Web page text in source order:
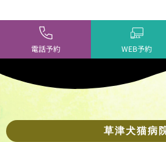
電話予約 WEB予約
草津犬猫病